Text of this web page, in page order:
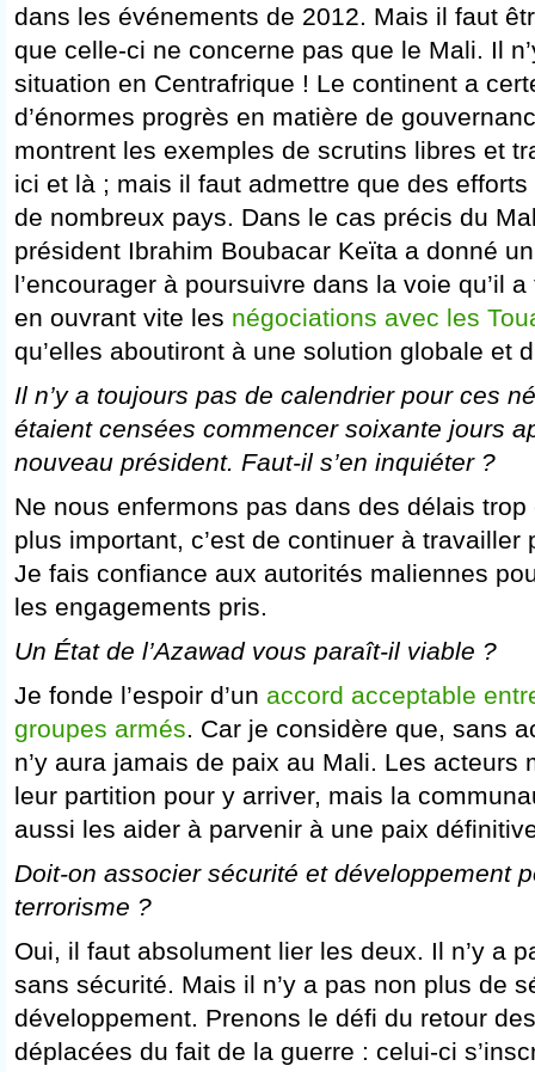
dans les événements de 2012. Mais il faut
que celle-ci ne concerne pas que le Mali. Il
situation en Centrafrique ! Le continent a
d’énormes progrès en matière de
montrent les exemples de scrutins libres et
ici et là ; mais il faut admettre que des
de nombreux pays. Dans le cas précis du
président Ibrahim Boubacar Keïta a donné
l’encourager à poursuivre dans la voie qu’il
en ouvrant vite les négociations avec les
qu’elles aboutiront à une solution globale et
Il n’y a toujours pas de calendrier pour ces
étaient censées commencer soixante jours
nouveau président. Faut-il s’en inquiéter ?
Ne nous enfermons pas dans des délais
plus important, c’est de continuer à travailler
Je fais confiance aux autorités maliennes
les engagements pris.
Un État de l’Azawad vous paraît-il viable ?
Je fonde l’espoir d’un accord acceptable
groupes armés. Car je considère que, sans
n’y aura jamais de paix au Mali. Les acteurs
leur partition pour y arriver, mais la
aussi les aider à parvenir à une paix
Doit-on associer sécurité et développement
terrorisme ?
Oui, il faut absolument lier les deux. Il n’y a
sans sécurité. Mais il n’y a pas non plus de
développement. Prenons le défi du retour
déplacées du fait de la guerre : celui-ci